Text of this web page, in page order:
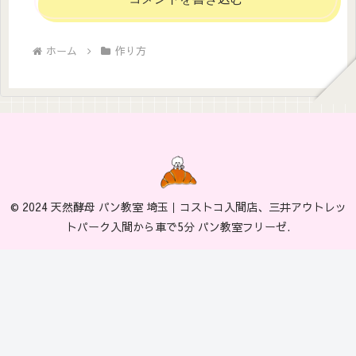
ホーム 作り方
© 2024 天然酵母 パン教室 埼玉｜コストコ入間店、三井アウトレッ
トパーク入間から車で5分 パン教室フリーゼ.